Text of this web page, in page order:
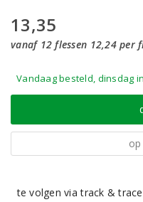
13,35
vanaf 12 flessen 12,24 per
Vandaag besteld, dinsdag
te volgen via track & trace